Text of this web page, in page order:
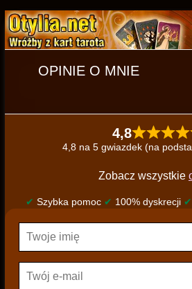
OPINIE O MNIE
4,8
4,8 na 5 gwiazdek (na
Zobacz wszystkie
✔ Szybka pomoc ✔ 100% dyskrecji ✔